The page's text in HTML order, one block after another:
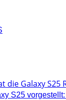
S25